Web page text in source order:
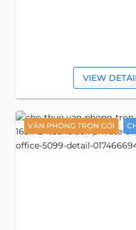
VIEW
VĂN PHÒNG TRỌN GÓI